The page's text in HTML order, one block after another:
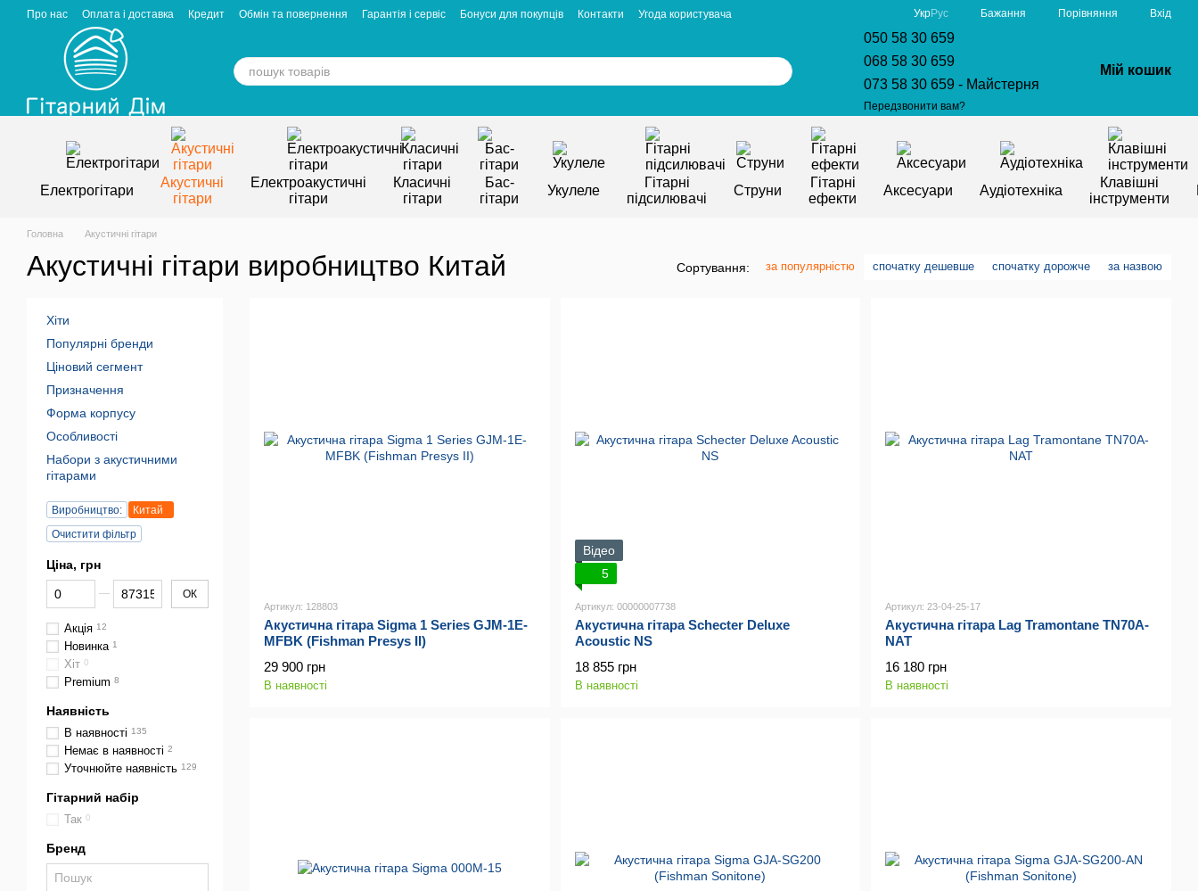
Перейти к основному контенту
Про нас Оплата і доставка Кредит Обмін та повернення Гарантія і сервіс Бонуси для покупців Контакти
Угода користувача
Відгуки про магазин
УкрРус Бажання Порівняння Вхід
050 58 30 659
068 58 30 659
073 58 30 659 - Майстерня
Передзвонити вам?
Мій кошик
Електрогітари
Акустичні
гітари
Електроакустичні
гітари
Класичні
гітари
Бас-
гітари
Укулеле
Гітарні
підсилювачі
Струни
Гітарні
ефекти
Аксесуари Аудіотехніка
Клавішні
інструменти
Головна Акустичні гітари
Акустичні гітари виробництво Китай Сортування: за популярністю спочатку дешевше спочатку дорожче за назвою
Артикул: 128803
Акустична гітара Sigma 1 Series GJM-1E-
MFBK (Fishman Presys II)
29 900 грн
В наявності
Відео
5
Артикул: 00000007738
Акустична гітара Schecter Deluxe
Acoustic NS
18 855 грн
В наявності
Артикул: 23-04-25-17
Акустична гітара Lag Tramontane TN70A-
NAT
16 180 грн
В наявності
Хіти
Популярні бренди
Ціновий сегмент
Призначення
Форма корпусу
Особливості
Набори з акустичними
гітарами
Виробництво:
Китай
Очистити фільтр
Ціна, грн
От Ціна, грн
До Ціна, грн ОК
Акція 12
Новинка 1
Хіт 0
Premium 8
Наявність
В наявності 135
Немає в наявності 2
Уточнюйте наявність 129
Гітарний набір
Так 0
Бренд